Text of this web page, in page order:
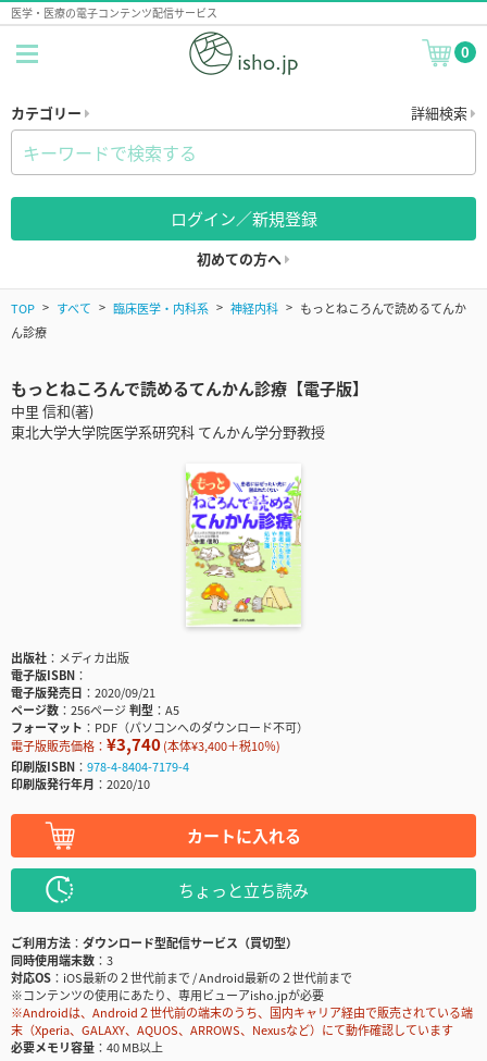
医学・医療の電子コンテンツ配信サービス
0
カテゴリー 詳細検索
ログイン／新規登録
初めての方へ
TOP すべて 臨床医学・内科系 神経内科
もっとねころんで読めるてんか
ん診療
もっとねころんで読めるてんかん診療【電子版】
中里 信和(著)
東北大学大学院医学系研究科 てんかん学分野教授
出版社
メディカ出版
電子版ISBN
電子版発売日
2020/09/21
ページ数
256ページ判型
A5
フォーマット
PDF（パソコンへのダウンロード不可）
電子版販売価格： ¥3,740(本体¥3,400＋税10％)
印刷版ISBN
978-4-8404-7179-4
印刷版発行年月
2020/10
カートに入れる
ちょっと立ち読み
ご利用方法
ダウンロード型配信サービス（買切型）
同時使用端末数
3
対応OS
iOS最新の２世代前まで / Android最新の２世代前まで
※コンテンツの使用にあたり、専用ビューアisho.jpが必要
※Androidは、Android２世代前の端末のうち、国内キャリア経由で販売されている端
末（Xperia、GALAXY、AQUOS、ARROWS、Nexusなど）にて動作確認しています
必要メモリ容量
40 MB以上